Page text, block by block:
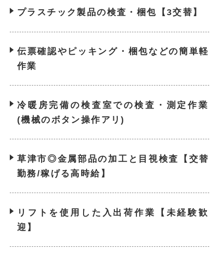
プラスチック製品の検査・梱包【3交替】
伝票確認やピッキング・梱包などの簡単軽
作業
冷暖房完備の検査室での検査・測定作業
(機械のボタン操作アリ)
草津市◎金属部品の加工と目視検査【交替
勤務/稼げる高時給】
リフトを使用した入出荷作業【未経験歓
迎】